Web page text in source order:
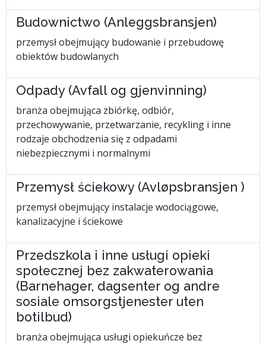
Budownictwo (Anleggsbransjen)
przemysł obejmujący budowanie i przebudowę
obiektów budowlanych
Odpady (Avfall og gjenvinning)
branża obejmująca zbiórkę, odbiór,
przechowywanie, przetwarzanie, recykling i inne
rodzaje obchodzenia się z odpadami
niebezpiecznymi i normalnymi
Przemysł ściekowy (Avløpsbransjen )
przemysł obejmujący instalacje wodociągowe,
kanalizacyjne i ściekowe
Przedszkola i inne usługi opieki
społecznej bez zakwaterowania
(Barnehager, dagsenter og andre
sosiale omsorgstjenester uten
botilbud)
branża obejmująca usługi opiekuńcze bez